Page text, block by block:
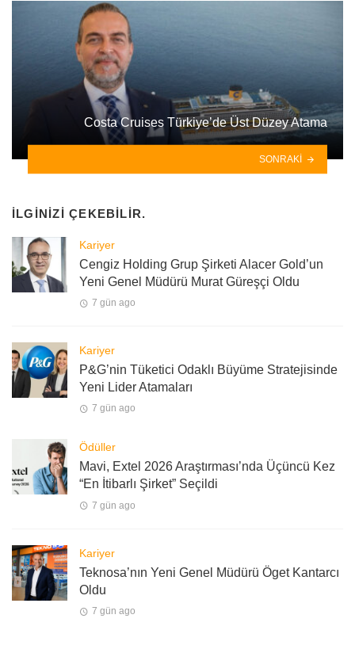
Costa Cruises Türkiye’de Üst Düzey Atama
SONRAKI
İLGINIZI ÇEKEBILIR.
Kariyer
Cengiz Holding Grup Şirketi Alacer Gold’un
Yeni Genel Müdürü Murat Güreşçi Oldu
7 gün ago
Kariyer
P&G’nin Tüketici Odaklı Büyüme Stratejisinde
Yeni Lider Atamaları
7 gün ago
Ödüller
Mavi, Extel 2026 Araştırması’nda Üçüncü Kez
“En İtibarlı Şirket” Seçildi
7 gün ago
Kariyer
Teknosa’nın Yeni Genel Müdürü Öget Kantarcı
Oldu
7 gün ago